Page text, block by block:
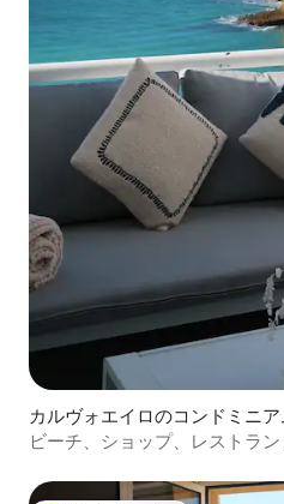
カルヴォエイロのコンドミニア
ビーチ、ショップ、レストラン